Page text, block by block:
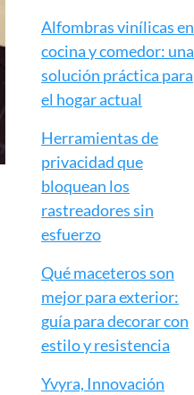
Alfombras vinílicas en
cocina y comedor: una
solución práctica para
el hogar actual
Herramientas de
privacidad que
bloquean los
rastreadores sin
esfuerzo
Qué maceteros son
mejor para exterior:
guía para decorar con
estilo y resistencia
Yvyra, Innovación